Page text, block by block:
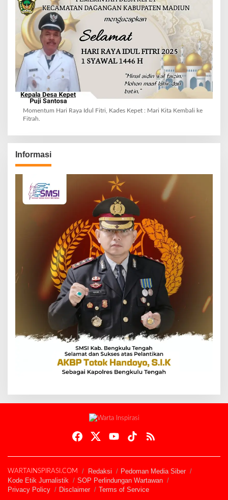
Momentum Hari Raya Idul Fitri, Kades Kepet : Mari Kita Kembali ke
Fitrah.
Informasi
WARTAINSPIRASI.COM Redaksi
Pedoman Media Siber
Kode Etik Jurnalistik
SOP Perlindungan Wartawan
Privacy Policy
Disclaimer Terms of Service